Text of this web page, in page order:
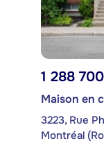
1 288
Maison en
3223, Rue
Montréal